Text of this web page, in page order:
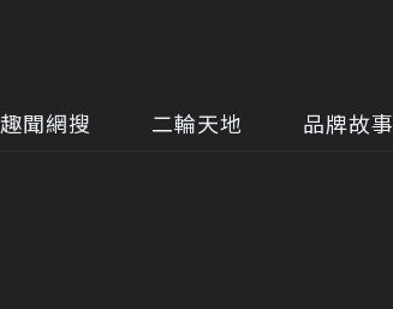
趣聞網搜 二輪天地 品牌故事